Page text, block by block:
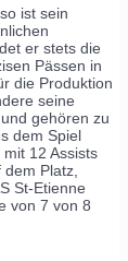
ist sein
er stets die
Pässen in
die Produktion
seine
gehören zu
dem Spiel
12 Assists
dem Platz,
St-Etienne
von 7 von 8